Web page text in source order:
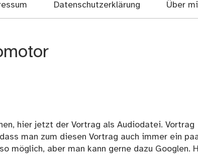
Datenschutzerklärung Über
hier jetzt der Vortrag als Audiodatei. Vortrag
man zum diesen Vortrag auch immer ein
möglich, aber man kann gerne dazu Googlen.